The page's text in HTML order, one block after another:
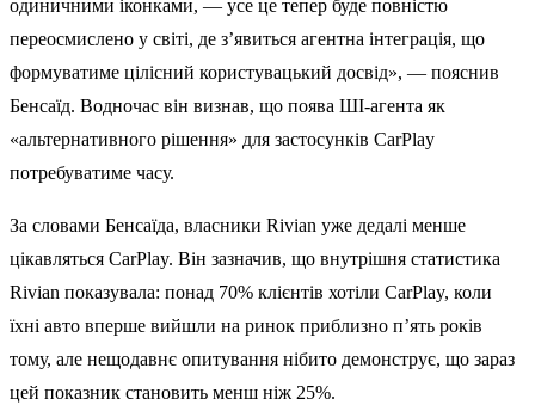
одиничними іконками, — усе це тепер буде повністю
переосмислено у світі, де з’явиться агентна інтеграція, що
формуватиме цілісний користувацький досвід», — пояснив
Бенсаїд. Водночас він визнав, що поява ШІ-агента як
«альтернативного рішення» для застосунків CarPlay
потребуватиме часу.
За словами Бенсаїда, власники Rivian уже дедалі менше
цікавляться CarPlay. Він зазначив, що внутрішня статистика
Rivian показувала: понад 70% клієнтів хотіли CarPlay, коли
їхні авто вперше вийшли на ринок приблизно п’ять років
тому, але нещодавнє опитування нібито демонструє, що зараз
цей показник становить менш ніж 25%.